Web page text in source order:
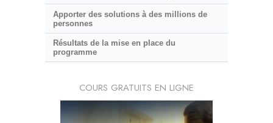
Apporter des solutions à des millions de
personnes
Résultats de la mise en place du
programme
COURS GRATUITS EN LIGNE